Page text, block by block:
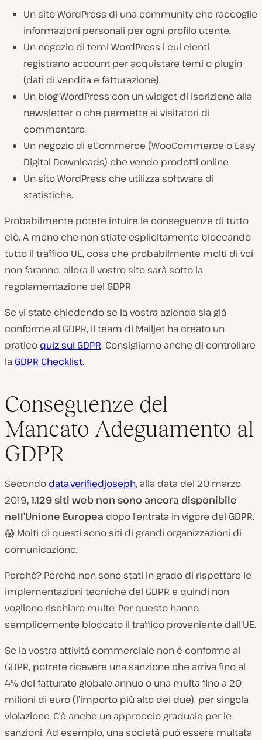
Un sito WordPress di una community che raccoglie
informazioni personali per ogni profilo utente.
Un negozio di temi WordPress i cui cienti
registrano account per acquistare temi o plugin
(dati di vendita e fatturazione).
Un blog WordPress con un widget di iscrizione alla
newsletter o che permette ai visitatori di
commentare.
Un negozio di eCommerce (WooCommerce o Easy
Digital Downloads) che vende prodotti online.
Un sito WordPress che utilizza software di
statistiche.
Probabilmente potete intuire le conseguenze di tutto
ciò. A meno che non stiate esplicitamente bloccando
tutto il traffico UE, cosa che probabilmente molti di voi
non faranno, allora il vostro sito sarà sotto la
regolamentazione del GDPR.
Se vi state chiedendo se la vostra azienda sia già
conforme al GDPR, il team di Mailjet ha creato un
pratico quiz sul GDPR. Consigliamo anche di controllare
la GDPR Checklist.
Conseguenze del
Mancato Adeguamento al
GDPR
Secondo data.verifiedjoseph, alla data del 20 marzo
2019, 1.129 siti web non sono ancora disponibile
nell’Unione Europea dopo l’entrata in vigore del GDPR.
😱 Molti di questi sono siti di grandi organizzazioni di
comunicazione.
Perché? Perché non sono stati in grado di rispettare le
implementazioni tecniche del GDPR e quindi non
vogliono rischiare multe. Per questo hanno
semplicemente bloccato il traffico proveniente dall’UE.
Se la vostra attività commerciale non è conforme al
GDPR, potrete ricevere una sanzione che arriva fino al
4% del fatturato globale annuo o una multa fino a 20
milioni di euro (l’importo più alto dei due), per singola
violazione. C’è anche un approccio graduale per le
sanzioni. Ad esempio, una società può essere multata